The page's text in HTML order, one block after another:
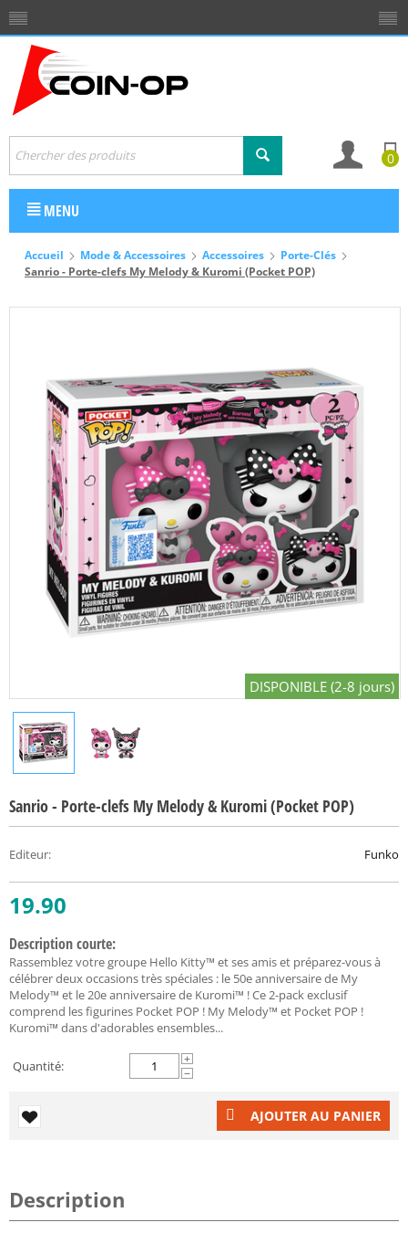
0
MENU
Accueil Mode & Accessoires Accessoires
Porte-Clés
Sanrio - Porte-clefs My Melody & Kuromi (Pocket POP)
DISPONIBLE (2-8 jours)
Sanrio - Porte-clefs My Melody & Kuromi (Pocket POP)
Editeur: Funko
19.90
Description courte:
Rassemblez votre groupe Hello Kitty™ et ses amis et préparez-vous à
célébrer deux occasions très spéciales : le 50e anniversaire de My
Melody™ et le 20e anniversaire de Kuromi™ ! Ce 2-pack exclusif
comprend les figurines Pocket POP ! My Melody™ et Pocket POP !
Kuromi™ dans d'adorables ensembles...
Quantité:
+
−
AJOUTER AU PANIER
Description